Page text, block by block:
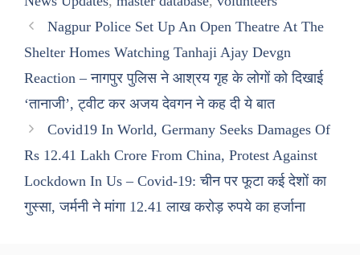
Nagpur Police Set Up An Open Theatre At The
Shelter Homes Watching Tanhaji Ajay Devgn
Reaction – नागपुर पुलिस ने आश्रय गृह के लोगों को दिखाई
‘तानाजी’, ट्वीट कर अजय देवगन ने कह दी ये बात
Covid19 In World, Germany Seeks Damages Of
Rs 12.41 Lakh Crore From China, Protest Against
Lockdown In Us – Covid-19: चीन पर फूटा कई देशों का
गुस्सा, जर्मनी ने मांगा 12.41 लाख करोड़ रुपये का हर्जाना